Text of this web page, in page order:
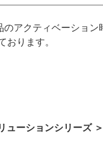
アクティベーショ
おります。
ューションシリーズ ＞